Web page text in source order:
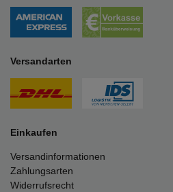
Versandarten
Einkaufen
Versandinformationen
Zahlungsarten
Widerrufsrecht